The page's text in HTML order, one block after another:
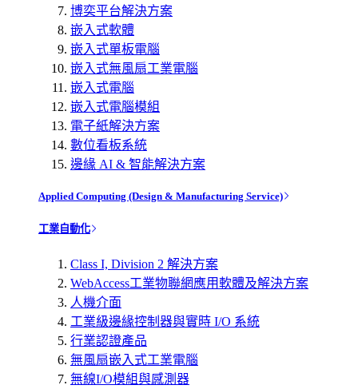
博奕平台解決方案
嵌入式軟體
嵌入式單板電腦
嵌入式無風扇工業電腦
嵌入式電腦
嵌入式電腦模組
電子紙解決方案
數位看板系統
邊緣 AI & 智能解決方案
Applied Computing (Design & Manufacturing Service)
工業自動化
Class I, Division 2 解決方案
WebAccess工業物聯網應用軟體及解決方案
人機介面
工業級邊緣控制器與實時 I/O 系統
行業認證產品
無風扇嵌入式工業電腦
無線I/O模組與感測器